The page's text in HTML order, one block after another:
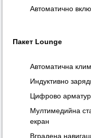
Автоматично
Пакет Lounge
Автоматична
Индуктивно
Цифрово
Мултимедийна
екран
Вградена